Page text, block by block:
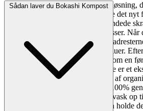
Bokashi Organko Essential er en løsning,
minimere dit køkkenaffald og give det
alt organisk affald ender i den blandede
udleder store mængder drivhusgasser.
Organko Essential, fermenteres
så de ikke rådner eller tiltrækker fluer.
udnytte den fermenterede masse som en
og den næringsrige bokashi-væske er et
Du kan endda reducere mængden af
selve beholderen er fremstillet af 100%
Organko Essential tåler maskinopvask
sparsomt program, så du nemt kan holde
Sådan laver du Bokashi Kompost